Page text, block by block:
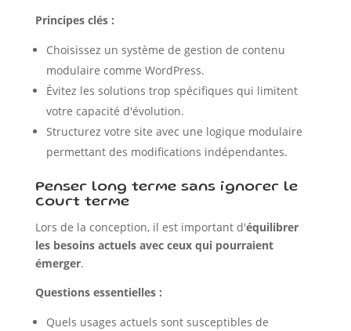
Principes clés :
Choisissez un système de gestion de contenu
modulaire comme WordPress.
Évitez les solutions trop spécifiques qui limitent
votre capacité d'évolution.
Structurez votre site avec une logique modulaire
permettant des modifications indépendantes.
Penser long terme sans ignorer le
court terme
Lors de la conception, il est important d'équilibrer
les besoins actuels avec ceux qui pourraient
émerger.
Questions essentielles :
Quels usages actuels sont susceptibles de